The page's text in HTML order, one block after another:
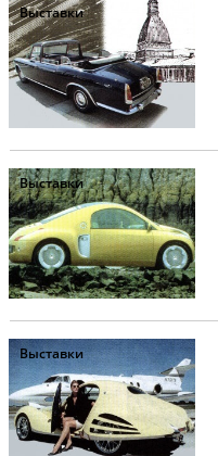
Выставки
Выставки
Выставки